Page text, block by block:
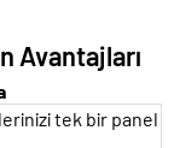
Avantajları
tek bir panel